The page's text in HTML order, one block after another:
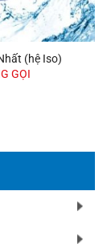
(hệ Iso)
GỌI